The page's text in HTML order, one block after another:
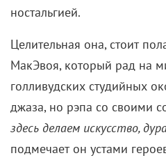
ностальгией.
Целительная она, стоит
МакЭвоя, который рад на
голливудских студийных
джаза, но рэпа со своими
здесь делаем искусство,
подмечает он устами